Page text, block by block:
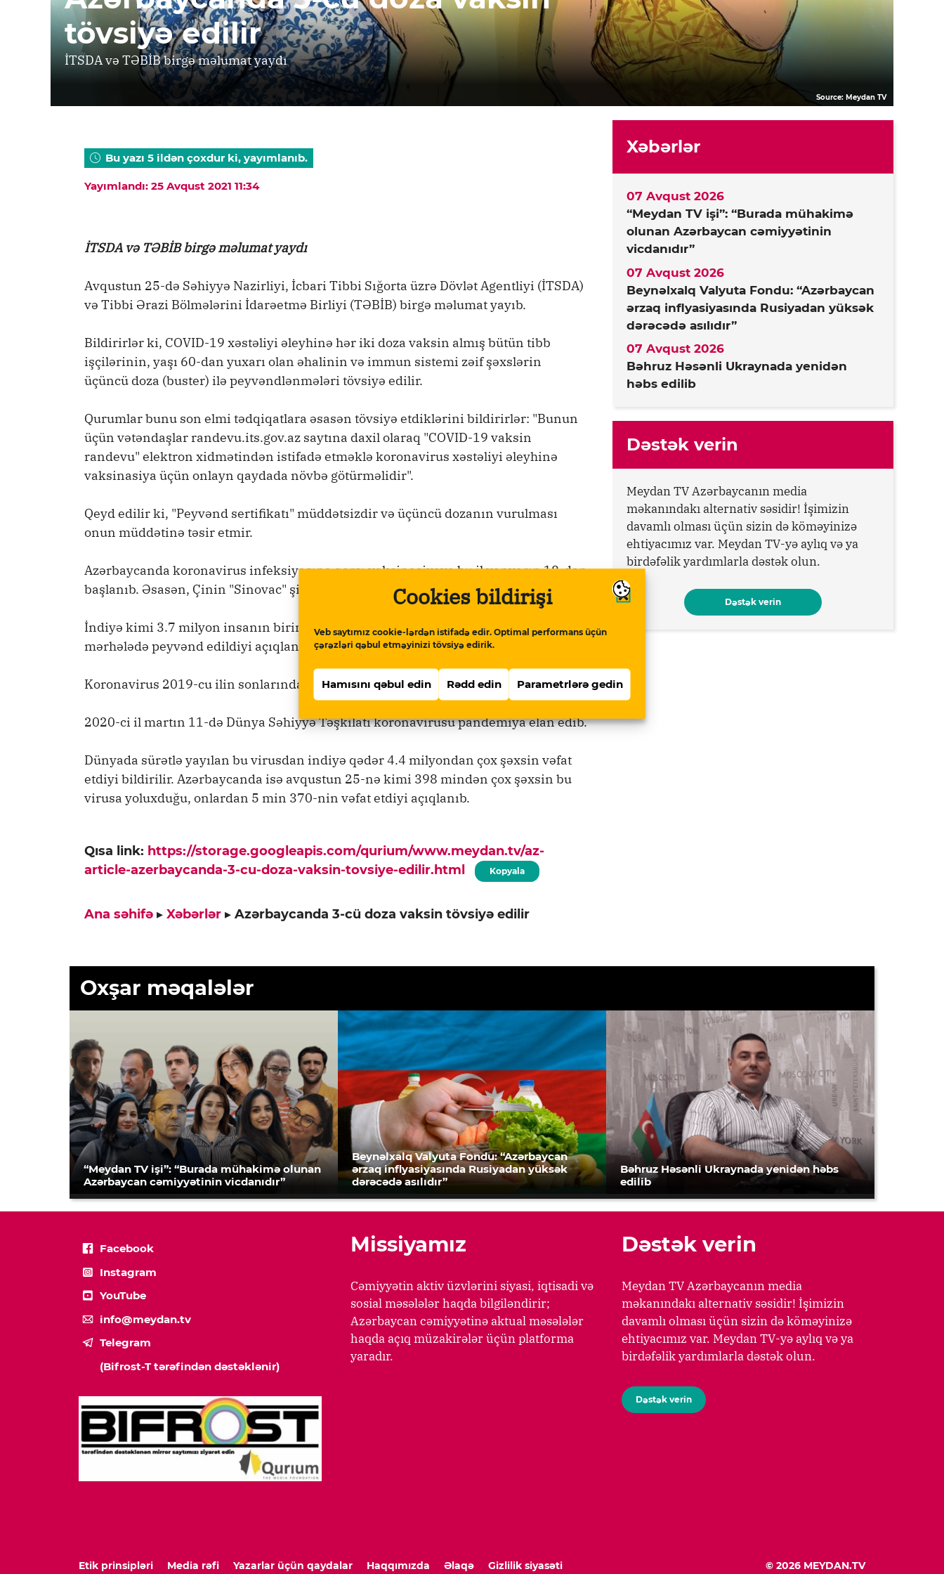
Cookies bildirişi
Veb saytımız cookie-lərdən istifadə edir. Optimal performans üçün
çərəzləri qəbul etməyinizi tövsiyə edirik.
Hamısını qəbul edin Rədd edin Parametrlərə gedin
tövsiyə edilir
İTSDA və TƏBİB birgə məlumat yaydı
Source: Meydan TV
Bu yazı 5 ildən çoxdur ki, yayımlanıb.
Yayımlandı: 25 Avqust 2021 11:34
İTSDA və TƏBİB birgə məlumat yaydı
Avqustun 25-də Səhiyyə Nazirliyi, İcbari Tibbi Sığorta üzrə Dövlət Agentliyi (İTSDA)
və Tibbi Ərazi Bölmələrini İdarəetmə Birliyi (TƏBİB) birgə məlumat yayıb.
Bildirirlər ki, COVID-19 xəstəliyi əleyhinə hər iki doza vaksin almış bütün tibb
işçilərinin, yaşı 60-dan yuxarı olan əhalinin və immun sistemi zəif şəxslərin
üçüncü doza (buster) ilə peyvəndlənmələri tövsiyə edilir.
Qurumlar bunu son elmi tədqiqatlara əsasən tövsiyə etdiklərini bildirirlər: "Bunun
üçün vətəndaşlar randevu.its.gov.az saytına daxil olaraq "COVID-19 vaksin
randevu" elektron xidmətindən istifadə etməklə koronavirus xəstəliyi əleyhinə
vaksinasiya üçün onlayn qaydada növbə götürməlidir".
Qeyd edilir ki, "Peyvənd sertifikatı" müddətsizdir və üçüncü dozanın vurulması
onun müddətinə təsir etmir.
Azərbaycanda koronavirus infeksiyasına qarşı vaksinasiyaya bu il yanvarın 18-dən
başlanıb. Əsasən, Çinin "Sinovac" şirkətinin vaksinindən istifadə edilir.
İndiyə kimi 3.7 milyon insanın birinci mərhələdə, 2.4 milyon şəxsin isə ikinci
mərhələdə peyvənd edildiyi açıqlanıb.
Koronavirus 2019-cu ilin sonlarında Çində yaranıb dünyaya yayılıb.
2020-ci il martın 11-də Dünya Səhiyyə Təşkilatı koronavirusu pandemiya elan edib.
Dünyada sürətlə yayılan bu virusdan indiyə qədər 4.4 milyondan çox şəxsin vəfat
etdiyi bildirilir. Azərbaycanda isə avqustun 25-nə kimi 398 mindən çox şəxsin bu
virusa yoluxduğu, onlardan 5 min 370-nin vəfat etdiyi açıqlanıb.
Qısa link: https://storage.googleapis.com/qurium/www.meydan.tv/az-
article-azerbaycanda-3-cu-doza-vaksin-tovsiye-edilir.html
Kopyala
Ana səhifə ▸ Xəbərlər ▸ Azərbaycanda 3-cü doza vaksin tövsiyə edilir
Xəbərlər
“Meydan TV işi”: “Burada mühakimə
olunan Azərbaycan cəmiyyətinin
vicdanıdır”
07 Avqust 2026
Beynəlxalq Valyuta Fondu: “Azərbaycan
ərzaq inflyasiyasında Rusiyadan yüksək
dərəcədə asılıdır”
07 Avqust 2026
Bəhruz Həsənli Ukraynada yenidən
həbs edilib
07 Avqust 2026
Dəstək verin
Meydan TV Azərbaycanın media
məkanındakı alternativ səsidir! İşimizin
davamlı olması üçün sizin də köməyinizə
ehtiyacımız var. Meydan TV-yə aylıq və ya
birdəfəlik yardımlarla dəstək olun.
Dəstək verin
Oxşar məqalələr
“Meydan TV işi”: “Burada mühakimə olunan
Azərbaycan cəmiyyətinin vicdanıdır”
Beynəlxalq Valyuta Fondu: “Azərbaycan
ərzaq inflyasiyasında Rusiyadan yüksək
dərəcədə asılıdır”
Bəhruz Həsənli Ukraynada yenidən həbs
edilib
Facebook
Instagram
YouTube
info@meydan.tv
Telegram
(Bifrost-T tərəfindən dəstəklənir)
Missiyamız
Cəmiyyətin aktiv üzvlərini siyasi, iqtisadi və
sosial məsələlər haqda bilgiləndirir;
Azərbaycan cəmiyyətinə aktual məsələlər
haqda açıq müzakirələr üçün platforma
yaradır.
Dəstək verin
Meydan TV Azərbaycanın media
məkanındakı alternativ səsidir! İşimizin
davamlı olması üçün sizin də köməyinizə
ehtiyacımız var. Meydan TV-yə aylıq və ya
birdəfəlik yardımlarla dəstək olun.
Dəstək verin
Etik prinsipləri Media rəfi Yazarlar üçün qaydalar Haqqımızda Əlaqə Gizlilik siyasəti © 2026 MEYDAN.TV